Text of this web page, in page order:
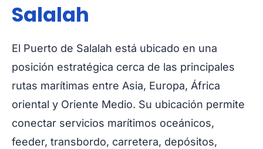
Salalah
El Puerto de Salalah está ubicado en una
posición estratégica cerca de las principales
rutas marítimas entre Asia, Europa, África
oriental y Oriente Medio. Su ubicación permite
conectar servicios marítimos oceánicos,
feeder, transbordo, carretera, depósitos,